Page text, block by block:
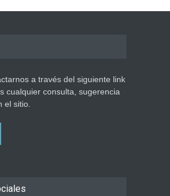
a través del siguiente link
cualquier consulta, sugerencia
el sitio.